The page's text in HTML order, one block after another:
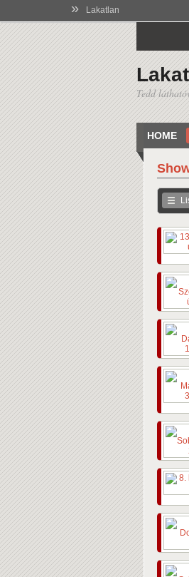
» Lakatlan
Tedd
HOME